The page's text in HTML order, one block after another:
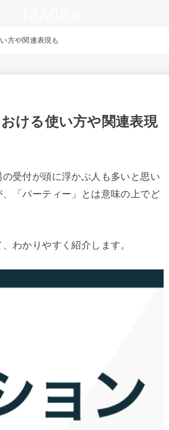
方や関連表現も
ける使い方や関連表現
受付が頭に浮かぶ人も多いと思い
「パーティー」とは意味の上でど
わかりやすく紹介します。